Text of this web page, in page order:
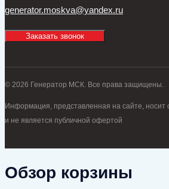
generator.moskva@yandex.ru
Заказать звонок
© 2026 Генератор МСК. Все права защищены.
Информация, представленная на сайте, носит
и не является публичной офертой
Обзор корзины